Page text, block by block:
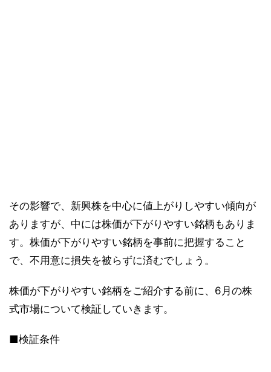
その影響で、新興株を中心に値上がりしやすい傾向が
ありますが、中には株価が下がりやすい銘柄もありま
す。株価が下がりやすい銘柄を事前に把握すること
で、不用意に損失を被らずに済むでしょう。
株価が下がりやすい銘柄をご紹介する前に、6月の株
式市場について検証していきます。
■検証条件